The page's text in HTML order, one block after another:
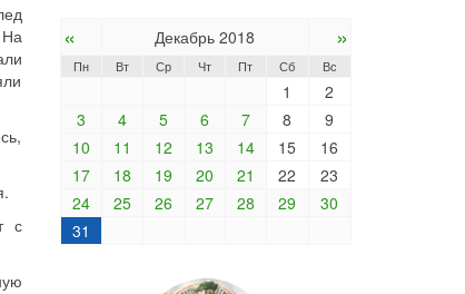
с
« Декабрь 2018 »
Пн Вт Ср Чт Пт Сб Вс
1
2
3
4 5 6 7 8
9
10
11 12 13 14 15
16
17
18 19 20 21 22
23
24
25 26 27 28 29
30
31